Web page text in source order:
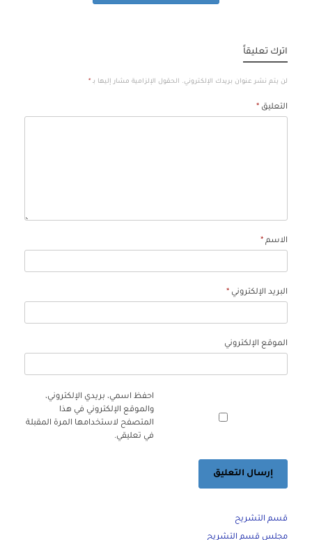
اترك تعليقاً
لن يتم نشر عنوان بريدك الإلكتروني. الحقول الإلزامية مشار إليها بـ *
التعليق *
الاسم *
البريد الإلكتروني *
الموقع الإلكتروني
احفظ اسمي، بريدي الإلكتروني،
والموقع الإلكتروني في هذا
المتصفح لاستخدامها المرة المقبلة
في تعليقي.
قسم التشريح
مجلس قسم التشريح